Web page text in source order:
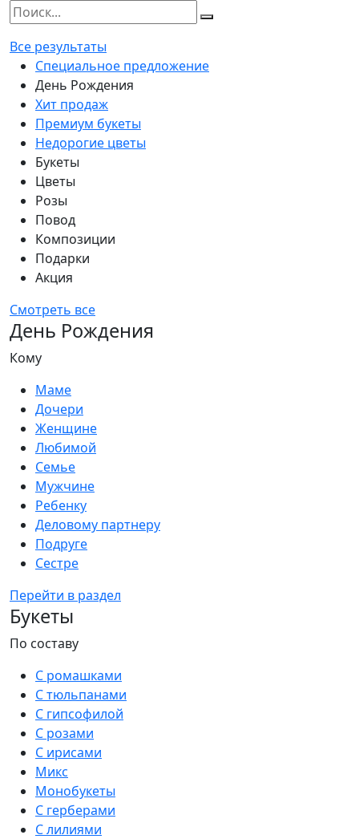
Все результаты
Специальное предложение
День Рождения
Хит продаж
Премиум букеты
Недорогие цветы
Букеты
Цветы
Розы
Повод
Композиции
Подарки
Акция
Смотреть все
День Рождения
Кому
Маме
Дочери
Женщине
Любимой
Семье
Мужчине
Ребенку
Деловому партнеру
Подруге
Сестре
Перейти в раздел
Букеты
По составу
С ромашками
С тюльпанами
С гипсофилой
С розами
С ирисами
Микс
Монобукеты
С герберами
С лилиями